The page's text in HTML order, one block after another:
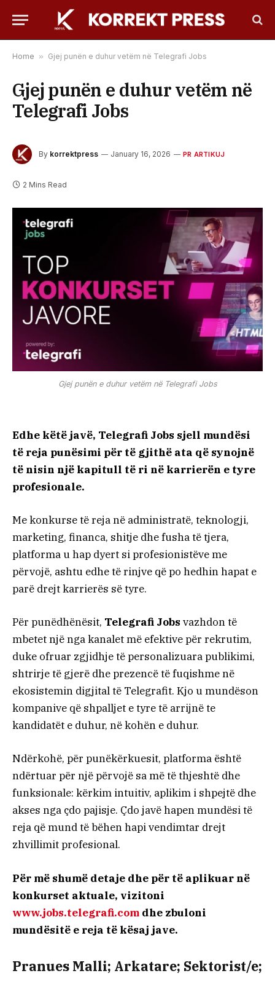
Home » Gjej punën e duhur vetëm në Telegrafi Jobs
Gjej punën e duhur vetëm në
Telegrafi Jobs
By korrektpress January 16, 2026 PR ARTIKUJ
2 Mins Read
Gjej punën e duhur vetëm në Telegrafi Jobs
Edhe këtë javë, Telegrafi Jobs sjell mundësi
të reja punësimi për të gjithë ata që synojnë
të nisin një kapitull të ri në karrierën e tyre
profesionale.
Me konkurse të reja në administratë, teknologji,
marketing, financa, shitje dhe fusha të tjera,
platforma u hap dyert si profesionistëve me
përvojë, ashtu edhe të rinjve që po hedhin hapat e
parë drejt karrierës së tyre.
Për punëdhënësit, Telegrafi Jobs vazhdon të
mbetet një nga kanalet më efektive për rekrutim,
duke ofruar zgjidhje të personalizuara publikimi,
shtrirje të gjerë dhe prezencë të fuqishme në
ekosistemin digjital të Telegrafit. Kjo u mundëson
kompanive që shpalljet e tyre të arrijnë te
kandidatët e duhur, në kohën e duhur.
Ndërkohë, për punëkërkuesit, platforma është
ndërtuar për një përvojë sa më të thjeshtë dhe
funksionale: kërkim intuitiv, aplikim i shpejtë dhe
akses nga çdo pajisje. Çdo javë hapen mundësi të
reja që mund të bëhen hapi vendimtar drejt
zhvillimit profesional.
Për më shumë detaje dhe për të aplikuar në
konkurset aktuale, vizitoni
www.jobs.telegrafi.com dhe zbuloni
mundësitë e reja të kësaj jave.
Pranues Malli; Arkatare; Sektorist/e;